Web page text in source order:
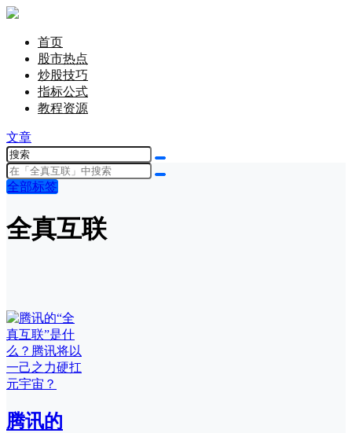
首页
股市热点
炒股技巧
指标公式
教程资源
文章
全部标签
全真互联
腾讯的